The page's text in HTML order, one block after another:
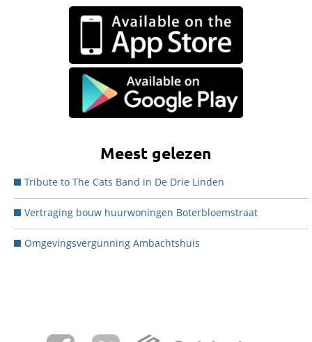
Meest gelezen
Tribute to The Cats Band in De Drie Linden
Vertraging bouw huurwoningen Boterbloemstraat
Omgevingsvergunning Ambachtshuis